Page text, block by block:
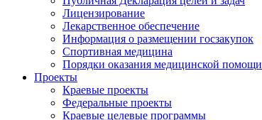
Лицензирование
Лекарственное обеспечение
Информация о размещении госзакупок
Спортивная медицина
Порядки оказания медицинской помощи
Проекты
Краевые проекты
Федеральные проекты
Краевые целевые программы